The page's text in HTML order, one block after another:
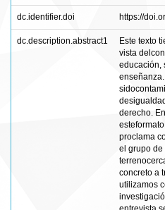
dc.identifier.doi https://
dc.description.abstract1
Este texto
vista
educación,
derecho.
proclama
el grupo de
concreto a
utilizamos